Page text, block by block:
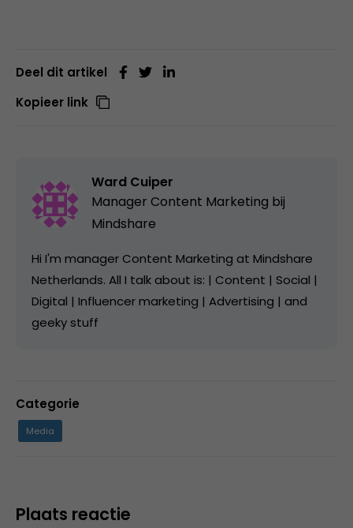
Deel dit artikel
Kopieer link
Ward Cuiper
Manager Content Marketing bij
Mindshare
Hi I'm manager Content Marketing at Mindshare
Netherlands. All I talk about is: | Content | Social |
Digital | Influencer marketing | Advertising | and
geeky stuff
Categorie
Media
Plaats reactie